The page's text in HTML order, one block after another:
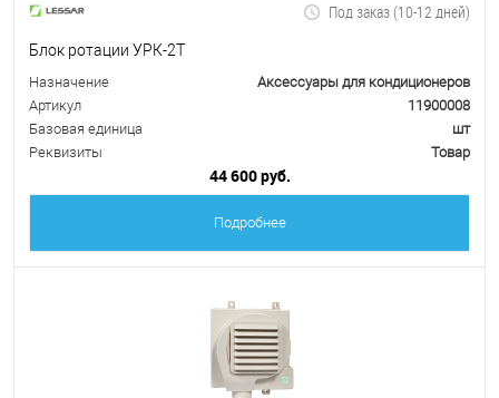
Под заказ (10-12 дней)
Блок ротации УРК-2Т
Назначение
Аксессуары для кондиционеров
Артикул
11900008
Базовая единица
шт
Реквизиты
Товар
44 600 руб.
Подробнее